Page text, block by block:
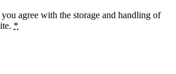
agree with the storage and handling of
*